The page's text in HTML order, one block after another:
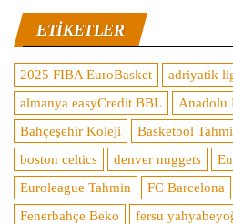
ETIKETLER
2025 FIBA EuroBasket
adriyatik
almanya easyCredit BBL
Anadolu
Bahçeşehir Koleji
Basketbol
boston celtics
denver nuggets
Euroleague Tahmin
FC Barcelona
Fenerbahçe Beko
fersu